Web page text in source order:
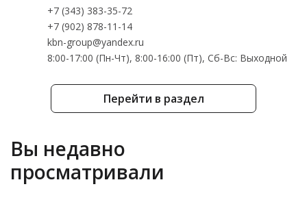
Перейти в раздел
+7 (343) 383-35-72
+7 (902) 878-11-14
kbn-group@yandex.ru
8:00-17:00 (Пн-Чт), 8:00-16:00 (Пт), Cб-Вс: Выходной
Вы недавно
просматривали